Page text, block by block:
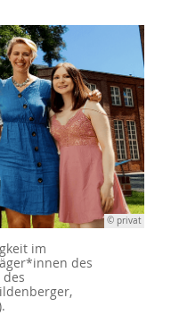
© privat
im
des